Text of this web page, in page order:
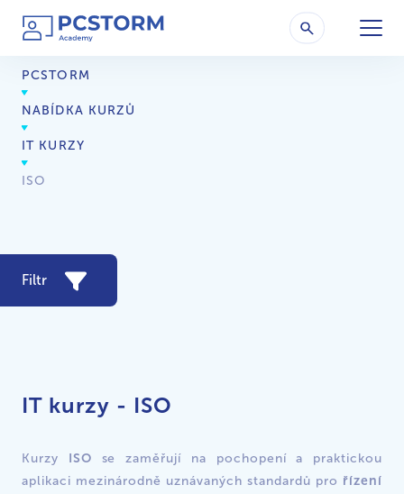
PCSTORM
NABÍDKA KURZŮ
IT KURZY
ISO
Filtr
IT kurzy - ISO
Kurzy ISO se zaměřují na pochopení a praktickou
aplikaci mezinárodně uznávaných standardů pro řízení